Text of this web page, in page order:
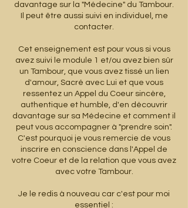
davantage sur la "Médecine" du Tambour.
Il peut être aussi suivi en individuel, me
contacter.
Cet enseignement est pour vous si vous
avez suivi le module 1 et/ou avez bien sûr
un Tambour, que vous avez tissé un lien
d'amour, Sacré avec Lui et que vous
ressentez un Appel du Coeur sincère,
authentique et humble, d'en découvrir
davantage sur sa Médecine et comment il
peut vous accompagner à "prendre soin".
C'est pourquoi je vous remercie de vous
inscrire en conscience dans l'Appel de
votre Coeur et de la relation que vous avez
avec votre Tambour.
Je le redis à nouveau car c'est pour moi
essentiel :